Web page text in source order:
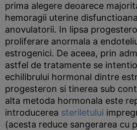
prima alegere deoarece
hemoragii uterine
anovulatorii. In lipsa
proliferare anormala a
estrogenici. De aceea, prin
astfel de tratamente se
echilibrului hormonal dintre
progesteron si tinerea sub
alta metoda hormonala este
introducerea steriletului
(acesta reduce sangerarea cu